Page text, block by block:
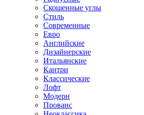
Скошенные углы
Стиль
Современные
Евро
Английские
Дизайнерские
Итальянские
Кантри
Классические
Лофт
Модерн
Прованс